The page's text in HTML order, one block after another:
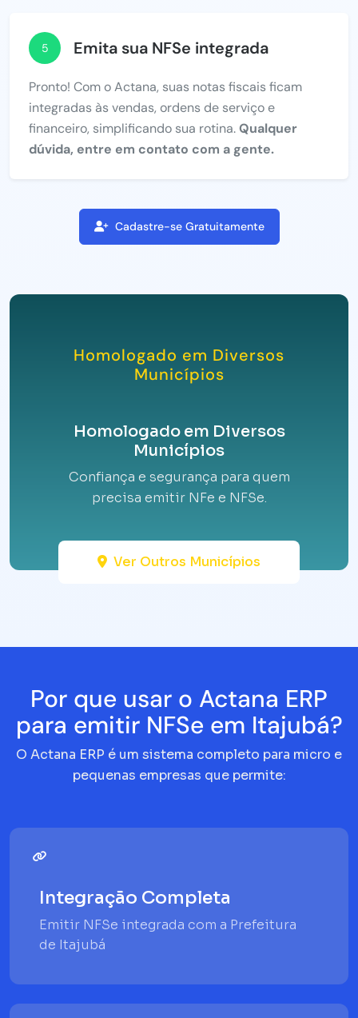
5 Emita sua NFSe integrada
Pronto! Com o Actana, suas notas fiscais ficam
integradas às vendas, ordens de serviço e
financeiro, simplificando sua rotina.Qualquer
dúvida, entre em contato com a gente.
Cadastre-se Gratuitamente
Homologado em Diversos
Municípios
Homologado em Diversos
Municípios
Confiança e segurança para quem
precisa emitir NFe e NFSe.
Ver Outros Municípios
Por que usar o Actana ERP
para emitir NFSe em Itajubá?
O Actana ERP é um sistema completo para micro e
pequenas empresas que permite:
Integração Completa
Emitir NFSe integrada com a Prefeitura
de Itajubá